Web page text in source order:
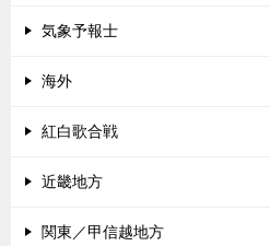
気象予報士
海外
紅白歌合戦
近畿地方
関東／甲信越地方